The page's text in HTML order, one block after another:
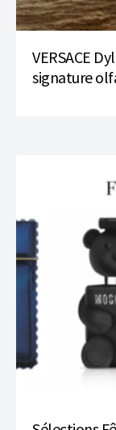
VERSACE
signature